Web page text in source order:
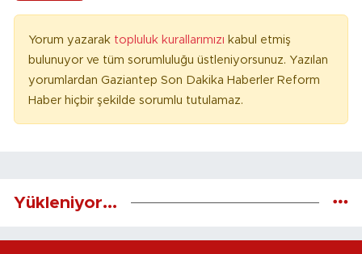
Yorum yazarak topluluk kurallarımızı kabul etmiş
bulunuyor ve tüm sorumluluğu üstleniyorsunuz. Yazılan
yorumlardan Gaziantep Son Dakika Haberler Reform
Haber hiçbir şekilde sorumlu tutulamaz.
Yükleniyor...